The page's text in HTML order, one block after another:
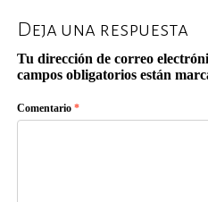
Deja una respuesta
Tu dirección de correo
campos obligatorios están
Comentario*